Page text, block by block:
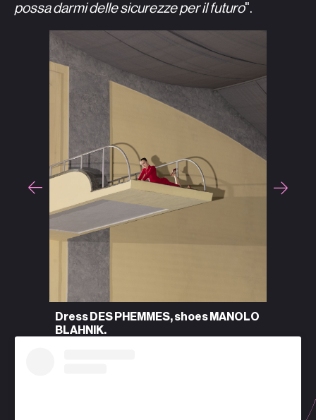
possa darmi delle sicurezze per il futuro".
Dress DES PHEMMES, shoes MANOLO
BLAHNIK.